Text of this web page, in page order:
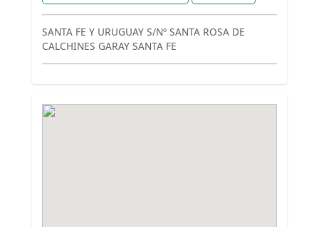
SANTA FE Y URUGUAY S/Nº SANTA ROSA DE
CALCHINES GARAY SANTA FE